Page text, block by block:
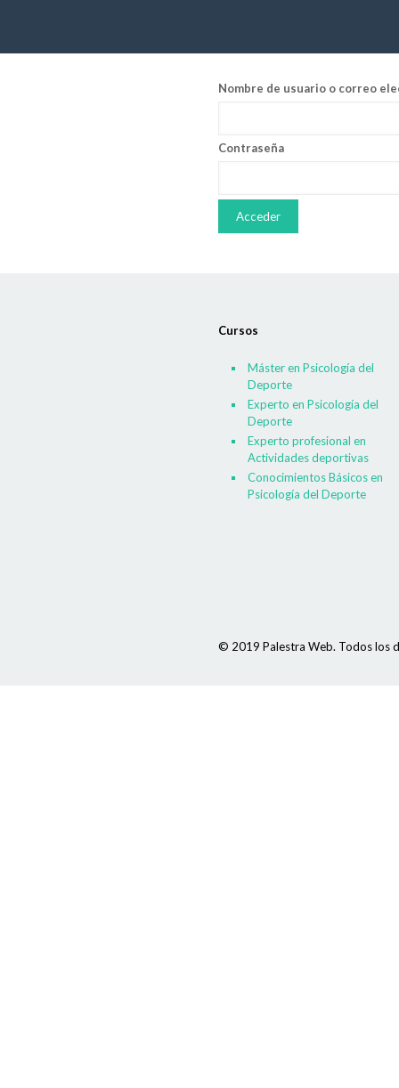
Nombre de usuario o correo
Contraseña
Cursos
Máster en Psicología del
Deporte
Experto en Psicología del
Deporte
Experto profesional en
Actividades deportivas
Conocimientos Básicos en
Psicología del Deporte
© 2019 Palestra Web. Todos los